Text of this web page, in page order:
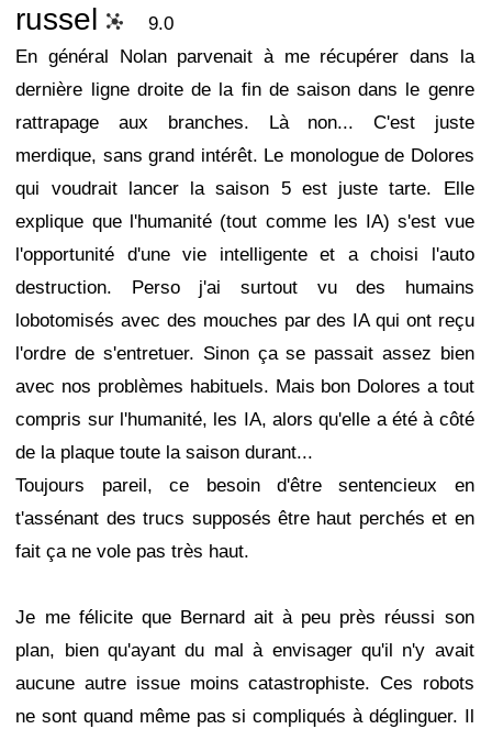
russel
9.0
En général Nolan parvenait à me récupérer dans la
dernière ligne droite de la fin de saison dans le genre
rattrapage aux branches. Là non... C'est juste
merdique, sans grand intérêt. Le monologue de Dolores
qui voudrait lancer la saison 5 est juste tarte. Elle
explique que l'humanité (tout comme les IA) s'est vue
l'opportunité d'une vie intelligente et a choisi l'auto
destruction. Perso j'ai surtout vu des humains
lobotomisés avec des mouches par des IA qui ont reçu
l'ordre de s'entretuer. Sinon ça se passait assez bien
avec nos problèmes habituels. Mais bon Dolores a tout
compris sur l'humanité, les IA, alors qu'elle a été à côté
de la plaque toute la saison durant...
Toujours pareil, ce besoin d'être sentencieux en
t'assénant des trucs supposés être haut perchés et en
fait ça ne vole pas très haut.
Je me félicite que Bernard ait à peu près réussi son
plan, bien qu'ayant du mal à envisager qu'il n'y avait
aucune autre issue moins catastrophiste. Ces robots
ne sont quand même pas si compliqués à déglinguer. Il